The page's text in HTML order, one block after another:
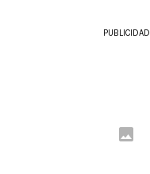
PUBLICIDAD